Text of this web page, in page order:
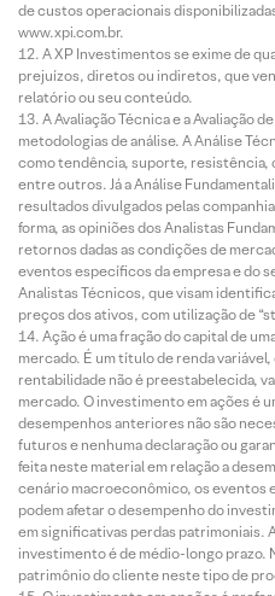
de custos operacionais
www.xpi.com.br.
A XP Investimentos se exime de
prejuízos, diretos ou indiretos, que
relatório ou seu conteúdo.
A Avaliação Técnica e a Avaliação
metodologias de análise. A Análise
como tendência, suporte, resistência,
entre outros. Já a Análise
resultados divulgados pelas
forma, as opiniões dos Analistas
retornos dadas as condições de
eventos específicos da empresa e do
Analistas Técnicos, que visam
preços dos ativos, com utilização de
Ação é uma fração do capital de
mercado. É um título de renda
rentabilidade não é preestabelecida,
mercado. O investimento em ações é
desempenhos anteriores não são
futuros e nenhuma declaração ou
feita neste material em relação a
cenário macroeconômico, os eventos
podem afetar o desempenho do
em significativas perdas patrimoniais.
investimento é de médio-longo prazo.
patrimônio do cliente neste tipo de